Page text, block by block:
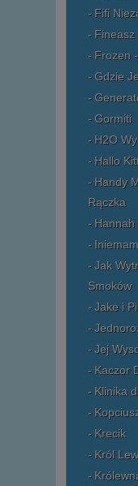
Fifi
Fineasz
Frozen
Gdzie
Gormiti
H2O
Hallo
Handy
Rączka
Jak
Smoków
Jake i
Jej
Kaczor
Klinika
Krecik
Król Lew